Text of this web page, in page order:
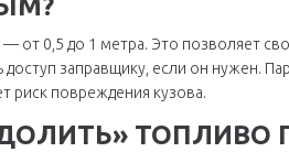
от 0,5 до 1 метра. Это позволяет
заправщику, если он нужен.
риск повреждения кузова.
ТОПЛИВО